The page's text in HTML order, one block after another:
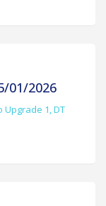
01/2026
Upgrade 1,DT